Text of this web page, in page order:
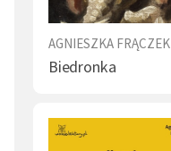
AGNIESZKA FRĄCZEK
Biedronka